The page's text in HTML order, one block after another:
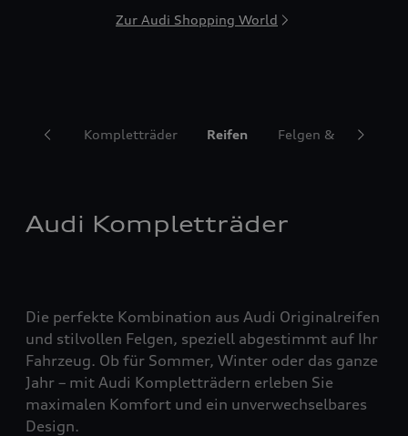
Zur Audi Shopping World
Kompletträder Reifen Felgen &
Audi Kompletträder
Die perfekte Kombination aus Audi Originalreifen
und stilvollen Felgen, speziell abgestimmt auf Ihr
Fahrzeug. Ob für Sommer, Winter oder das ganze
Jahr – mit Audi Kompletträdern erleben Sie
maximalen Komfort und ein unverwechselbares
Design.